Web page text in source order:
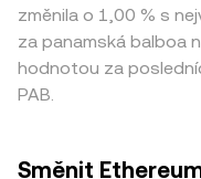
změnila o 1,00 % s
za panamská balboa
hodnotou za
PAB.
Směnit